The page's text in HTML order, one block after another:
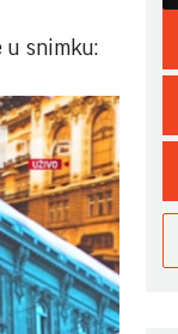
u snimku: